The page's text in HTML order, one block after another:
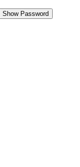
Show Password